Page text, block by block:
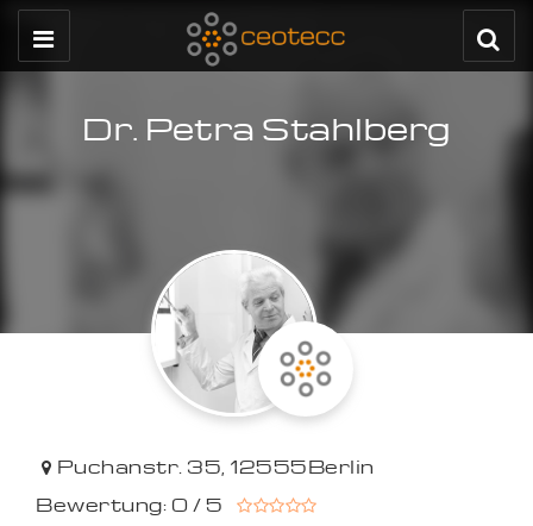
Dr. Petra Stahlberg
Puchanstr. 35, 12555Berlin
Bewertung: 0 / 5